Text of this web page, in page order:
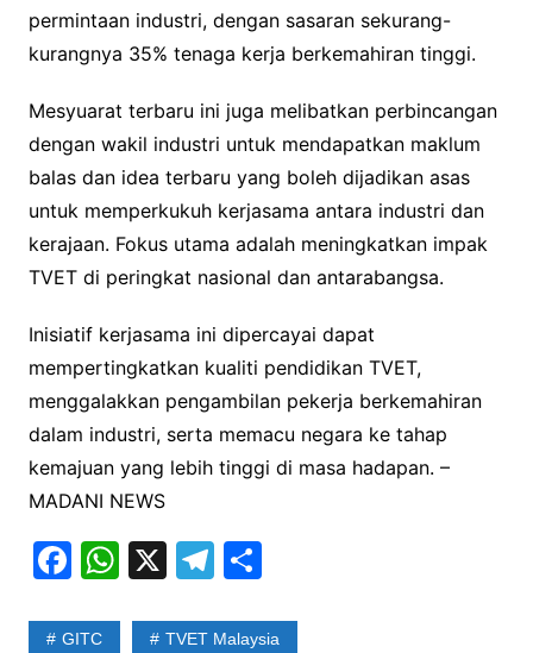
permintaan industri, dengan sasaran sekurang-
kurangnya 35% tenaga kerja berkemahiran tinggi.
Mesyuarat terbaru ini juga melibatkan perbincangan
dengan wakil industri untuk mendapatkan maklum
balas dan idea terbaru yang boleh dijadikan asas
untuk memperkukuh kerjasama antara industri dan
kerajaan. Fokus utama adalah meningkatkan impak
TVET di peringkat nasional dan antarabangsa.
Inisiatif kerjasama ini dipercayai dapat
mempertingkatkan kualiti pendidikan TVET,
menggalakkan pengambilan pekerja berkemahiran
dalam industri, serta memacu negara ke tahap
kemajuan yang lebih tinggi di masa hadapan. –
MADANI NEWS
F
c
W
at
X T
e
S
ar
GITC TVET Malaysia